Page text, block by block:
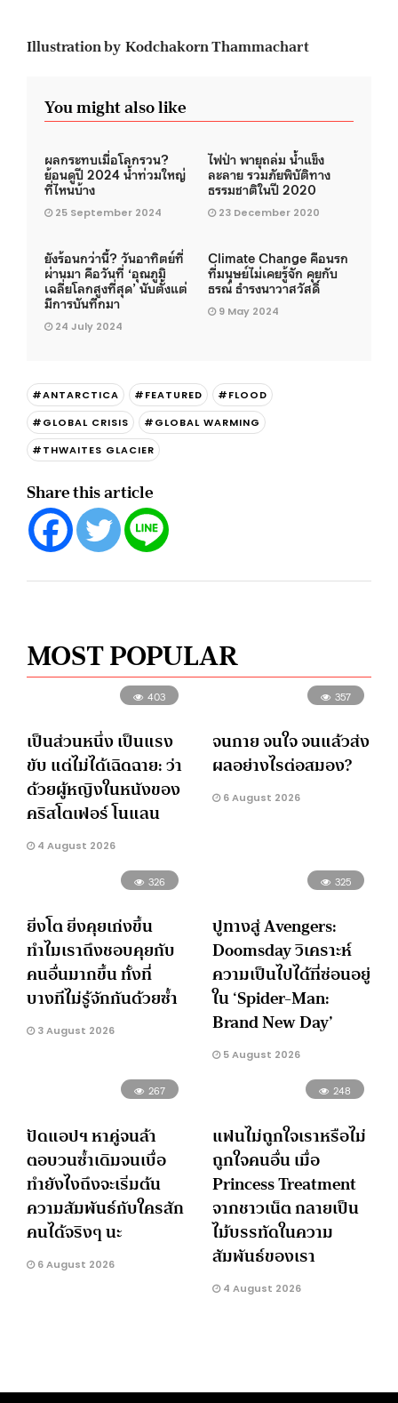
Illustration by Kodchakorn Thammachart
You might also like
ผลกระทบเมื่อโลกรวน?
ย้อนดูปี 2024 น้ำท่วมใหญ่
ที่ไหนบ้าง
25 September 2024
ไฟป่า พายุถล่ม น้ำแข็ง
ละลาย รวมภัยพิบัติทาง
ธรรมชาติในปี 2020
23 December 2020
ยังร้อนกว่านี้? วันอาทิตย์ที่
ผ่านมา คือวันที่ ‘อุณภูมิ
เฉลี่ยโลกสูงที่สุด’ นับตั้งแต่
มีการบันทึกมา
24 July 2024
Climate Change คือนรก
ที่มนุษย์ไม่เคยรู้จัก คุยกับ
ธรณ์ ธำรงนาวาสวัสดิ์
9 May 2024
#ANTARCTICA #FEATURED
#FLOOD
#GLOBAL CRISIS
#GLOBAL WARMING
#THWAITES GLACIER
Share this article
MOST POPULAR
403
เป็นส่วนหนึ่ง เป็นแรง
ขับ แต่ไม่ได้เฉิดฉาย: ว่า
ด้วยผู้หญิงในหนังของ
คริสโตเฟอร์ โนแลน
4 August 2026
357
จนกาย จนใจ จนแล้วส่ง
ผลอย่างไรต่อสมอง?
6 August 2026
326
ยิ่งโต ยิ่งคุยเก่งขึ้น
ทำไมเราถึงชอบคุยกับ
คนอื่นมากขึ้น ทั้งที่
บางทีไม่รู้จักกันด้วยซ้ำ
3 August 2026
325
ปูทางสู่ Avengers:
Doomsday วิเคราะห์
ความเป็นไปได้ที่ซ่อนอยู่
ใน ‘Spider-Man:
Brand New Day’
5 August 2026
267
ปัดแอปฯ หาคู่จนล้า
ตอบวนซ้ำเดิมจนเบื่อ
ทำยังไงถึงจะเริ่มต้น
ความสัมพันธ์กับใครสัก
คนได้จริงๆ นะ
6 August 2026
248
แฟนไม่ถูกใจเราหรือไม่
ถูกใจคนอื่น เมื่อ
Princess Treatment
จากชาวเน็ต กลายเป็น
ไม้บรรทัดในความ
สัมพันธ์ของเรา
4 August 2026